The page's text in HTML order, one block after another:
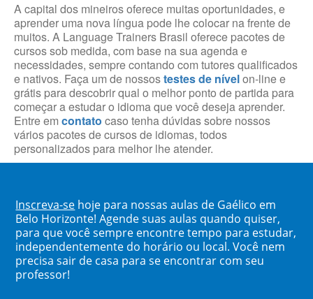
A capital dos mineiros oferece muitas oportunidades, e
aprender uma nova língua pode lhe colocar na frente de
muitos. A Language Trainers Brasil oferece pacotes de
cursos sob medida, com base na sua agenda e
necessidades, sempre contando com tutores qualificados
e nativos. Faça um de nossostestes de nívelon-line e
grátis para descobrir qual o melhor ponto de partida para
começar a estudar o idioma que você deseja aprender.
Entre em contato caso tenha dúvidas sobre nossos
vários pacotes de cursos de idiomas, todos
personalizados para melhor lhe atender.
Inscreva-se hoje para nossas aulas de Gaélico em
Belo Horizonte! Agende suas aulas quando quiser,
para que você sempre encontre tempo para estudar,
independentemente do horário ou local. Você nem
precisa sair de casa para se encontrar com seu
professor!